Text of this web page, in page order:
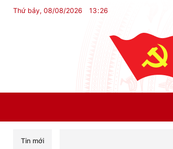
Thứ bảy, 08/08/2026 13:26
Tin mới